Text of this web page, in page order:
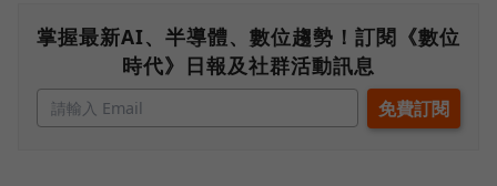
掌握最新AI、半導體、數位趨勢！訂閱《數位
時代》日報及社群活動訊息